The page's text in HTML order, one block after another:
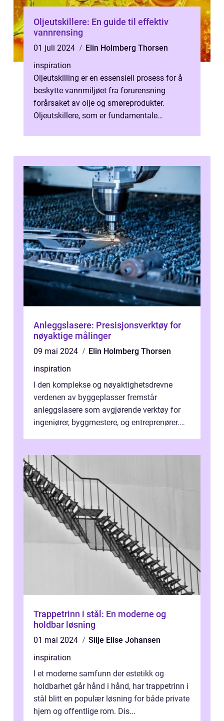
Oljeutskillere: En guide til effektiv
vannrensing
01 juli 2024
Elin Holmberg Thorsen
inspiration
Oljeutskilling er en essensiell prosess for å
beskytte vannmiljøet fra forurensning
forårsaket av olje og smøreprodukter.
Oljeutskillere, som er fundamentale
Anleggslasere: Presisjonsverktøy for
nøyaktige målinger
09 mai 2024
Elin Holmberg Thorsen
inspiration
I den komplekse og nøyaktighetsdrevne
verdenen av byggeplasser fremstår
anleggslasere som avgjørende verktøy for
ingeniører, byggmestere, og entreprenører.
Trappetrinn i stål: En moderne og
holdbar løsning
01 mai 2024
Silje Elise Johansen
inspiration
I et moderne samfunn der estetikk og
holdbarhet går hånd i hånd, har trappetrinn i
stål blitt en populær løsning for både private
hjem og offentlige rom. Dis...